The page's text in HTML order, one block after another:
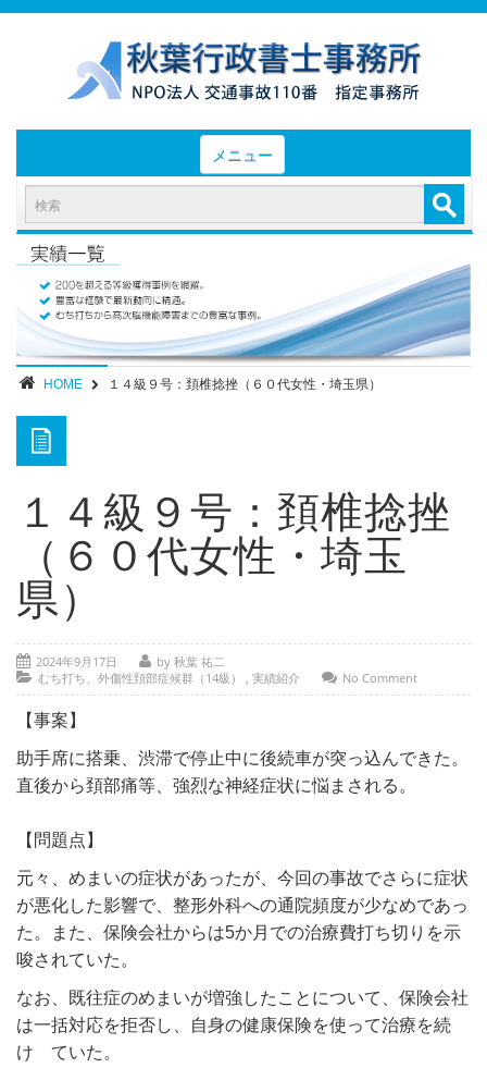
メニュー
HOME
お知らせと業務日誌
認定実績
- 後遺障害等級認定実績（初回申請）
- 後遺障害等級認定実績（異議申立）
部位別症状
- 部位別解説 ～ 交通事故外傷の教科書
- 高次脳機能障害の皆様へ
保険の百科事典
事務所紹介
ご相談・お問い合わせ
HOME １４級９号：頚椎捻挫（６０代女性・埼玉県）
１４級９号：頚椎捻挫
（６０代女性・埼玉
県）
2024年9月17日
by 秋葉 祐二
むち打ち、外傷性頚部症候群（14級）
, 実績紹介 No Comment
【事案】
助手席に搭乗、渋滞で停止中に後続車が突っ込んできた。
直後から頚部痛等、強烈な神経症状に悩まされる。
【問題点】
元々、めまいの症状があったが、今回の事故でさらに症状
が悪化した影響で、整形外科への通院頻度が少なめであっ
た。また、保険会社からは5か月での治療費打ち切りを示
唆されていた。
なお、既往症のめまいが増強したことについて、保険会社
は一括対応を拒否し、自身の健康保険を使って治療を続
け ていた。